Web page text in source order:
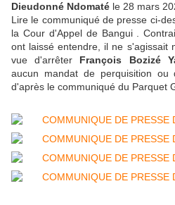
Dieudonné Ndomaté le 28 mars
Lire le communiqué de presse ci-
la Cour d'Appel de Bangui .
ont laissé entendre, il ne s'agissait
vue d'arrêter François Bozizé
aucun mandat de perquisition ou
d'après le communiqué du Parquet